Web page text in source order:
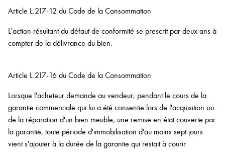
Article L.217-12 du Code de la Consommation
L'action résultant du défaut de conformité se prescrit par deux ans à
compter de la délivrance du bien.
Article L.217-16 du Code de la Consommation
Lorsque l'acheteur demande au vendeur, pendant le cours de la
garantie commerciale qui lui a été consentie lors de l'acquisition ou
de la réparation d'un bien meuble, une remise en état couverte par
la garantie, toute période d'immobilisation d'au moins sept jours
vient s'ajouter à la durée de la garantie qui restait à courir.